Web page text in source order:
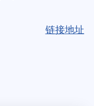
链接地址